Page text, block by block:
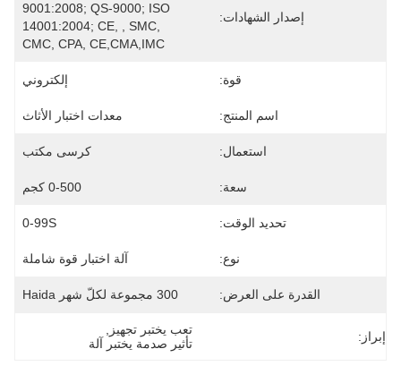
إصدار الشهادات:
9001:2008; QS-9000; ISO
14001:2004; CE, , SMC,
CMC, CPA, CE,CMA,IMC
قوة: إلكتروني
اسم المنتج: معدات اختبار الأثاث
استعمال: كرسى مكتب
سعة: 0-500 كجم
تحديد الوقت: 0-99S
نوع: آلة اختبار قوة شاملة
القدرة على العرض: 300 مجموعة لكلّ شهر Haida
إبراز: تعب يختبر تجهيز
تأثير صدمة يختبر آلة